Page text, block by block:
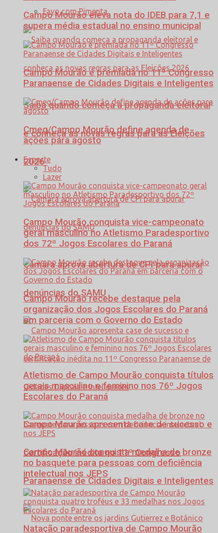
Favo com Pimenta
Saiba quando começa a propaganda eleitoral
e conheça as novas regras para as Eleições
2026
Câmara aprova abertura de CPI para apurar
denúncias do SAMU
Campo Mourão apresenta case de sucesso e
certificação inédita no 11º Congresso
Paranaense de Cidades Digitais e Inteligentes
Campo Mourão eleva nota do IDEB para 7,1 e
supera média estadual no ensino municipal
Campo Mourão é premiada no 11º Congresso
Paranaense de Cidades Digitais e Inteligentes
Cmeg/Campo Mourão define agenda de
ações para agosto
Esporte
Tudo
Lazer
Campo Mourão conquista vice-campeonato
geral masculino no Atletismo Paradesportivo
dos 72º Jogos Escolares do Paraná
Campo Mourão recebe destaque pela
organização dos Jogos Escolares do Paraná
em parceria com o Governo do Estado
Atletismo de Campo Mourão conquista títulos
gerais masculino e feminino nos 76º Jogos
Escolares do Paraná
Campo Mourão conquista medalha de bronze
no basquete para pessoas com deficiência
intelectual nos JEPS
Natação paradesportiva de Campo Mourão